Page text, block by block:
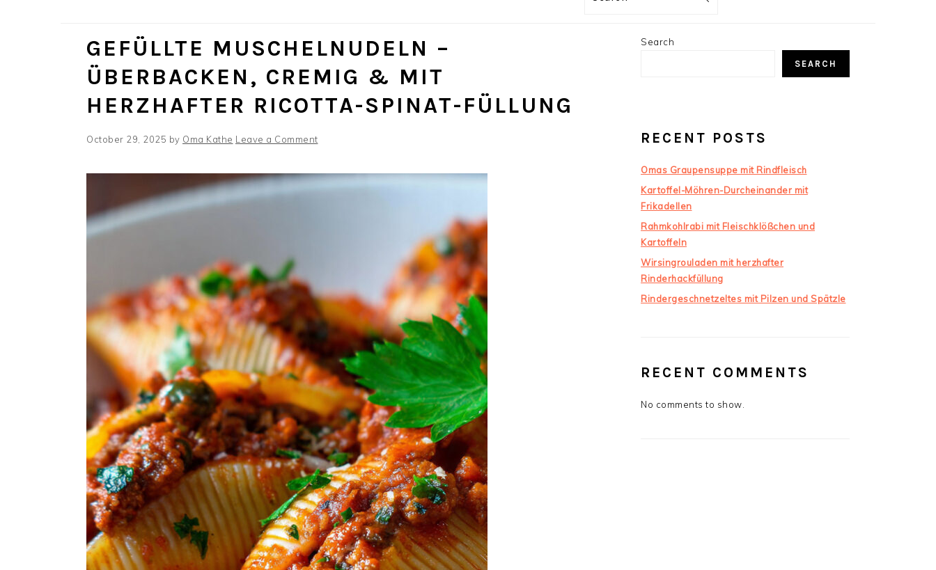
GEFÜLLTE MUSCHELNUDELN –
ÜBERBACKEN, CREMIG & MIT
HERZHAFTER RICOTTA-SPINAT-FÜLLUNG
October 29, 2025 by Oma Kathe Leave a Comment
PRIMARY
Search
SEARCH
RECENT POSTS
Omas Graupensuppe mit Rindfleisch
Kartoffel-Möhren-Durcheinander mit
Frikadellen
Rahmkohlrabi mit Fleischklößchen und
Kartoffeln
Wirsingrouladen mit herzhafter
Rinderhackfüllung
Rindergeschnetzeltes mit Pilzen und Spätzle
RECENT COMMENTS
No comments to show.